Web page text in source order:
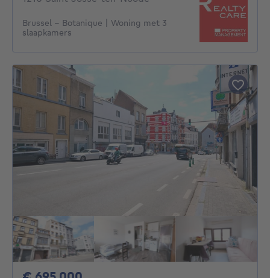
Brussel - Botanique | Woning met 3
slaapkamers